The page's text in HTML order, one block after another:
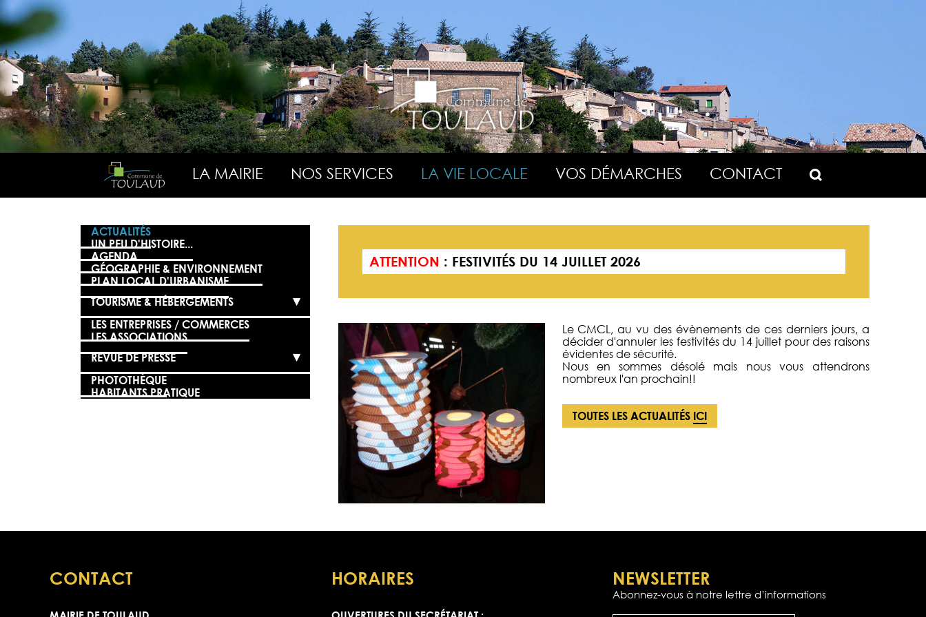
LA MAIRIE NOS SERVICES LA VIE LOCALE VOS DÉMARCHES CONTACT
ACTUALITÉS
UN PEU D'HISTOIRE...
AGENDA
GÉOGRAPHIE & ENVIRONNEMENT
PLAN LOCAL D'URBANISME
TOURISME & HÉBERGEMENTS
LES ENTREPRISES / COMMERCES
LES ASSOCIATIONS
REVUE DE PRESSE
PHOTOTHÈQUE
HABITANTS PRATIQUE
ATTENTION : FESTIVITÉS DU 14 JUILLET 2026
Le CMCL, au vu des évènements de ces derniers jours, a
décider d'annuler les festivités du 14 juillet pour des raisons
évidentes de sécurité.
Nous en sommes désolé mais nous vous attendrons
nombreux l'an prochain!!
TOUTES LES ACTUALITÉS ICI
CONTACT HORAIRES NEWSLETTER
Abonnez-vous à notre lettre d’informations